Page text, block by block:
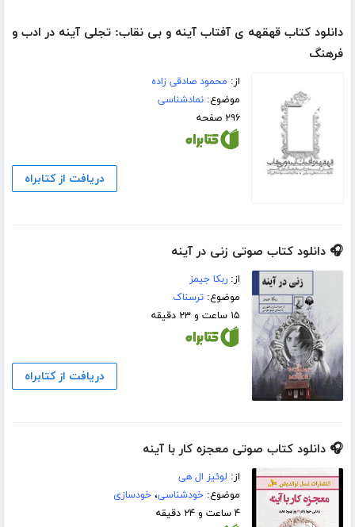
دانلود کتاب قهقهه ی آفتاب آینه و بی نقاب: تجلی آینه در ادب و
فرهنگ
از: محمود صادقی زاده
موضوع:نمادشناسی
۲۹۶ صفحه
دریافت از کتابراه
🎧 دانلود کتاب صوتی زنی در آینه
از:ربکا جیمز
موضوع:ترسناک
۱۵ ساعت و ۲۳ دقیقه
دریافت از کتابراه
🎧 دانلود کتاب صوتی معجزه کار با آینه
از: لوئیز ال هی
موضوع:خودشناسی،خودسازی
۴ ساعت و ۲۴ دقیقه